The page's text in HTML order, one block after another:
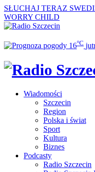
SŁUCHAJ TERAZ
WORRY CHILD
16°C
Wiadomości
Szczecin
Region
Polska i świat
Sport
Kultura
Biznes
Podcasty
Radio Szczecin